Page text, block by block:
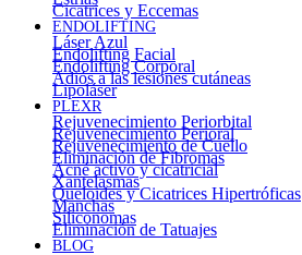
Cicatrices y Eccemas
ENDOLIFTING
Láser Azul
Endolifting Facial
Endolifting Corporal
Adiós a las lesiones cutáneas
Lipoláser
PLEXR
Rejuvenecimiento Periorbital
Rejuvenecimiento Perioral
Rejuvenecimiento de Cuello
Eliminación de Fibromas
Acné activo y cicatricial
Xantelasmas
Queloides y Cicatrices Hipertróficas
Manchas
Siliconomas
Eliminación de Tatuajes
BLOG